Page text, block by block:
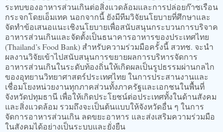
ระทบของอาหารส่วนเกินต่อสิ่งแวดล้อมและการปล่อยก๊าซเรือน
กระจกโดยเอ็มเทค นอกจากนี้ ยังมีทีมวิจัยนโยบายที่ศึกษาและ
จัดทำข้อเสนอแนะเชิงนโยบายเพื่อสนับสนุนกระบวนการบริจาค
อาหารส่วนเกินและจัดตั้งเป็นธนาคารอาหารของประเทศไทย
(Thailand’s Food Bank) สำหรับความร่วมมือครั้งนี้ สวทช. จะนำ
ผลงานวิจัยเข้าไปสนับสนุนการขยายผลการบริหารจัดการ
อาหารส่วนเกินในระดับท้องถิ่นให้เกิดผลเป็นรูปธรรมผ่านกลไก
ของอุทยานวิทยาศาสตร์ประเทศไทย ในการประสานงานและ
เชื่อมโยงหน่วยงานทุกภาคส่วนทั้งภาครัฐและเอกชนในพื้นที่
จังหวัดปทุมธานี เพื่อให้เกิดประโยชน์ต่อประเทศทั้งในด้านสังคม
และสิ่งแวดล้อม รวมถึงจะเป็นต้นแบบให้จังหวัดอื่น ๆ ในการ
จัดการอาหารส่วนเกิน ลดขยะอาหาร และส่งเสริมความร่วมมือ
ในสังคมได้อย่างเป็นระบบและยั่งยืน